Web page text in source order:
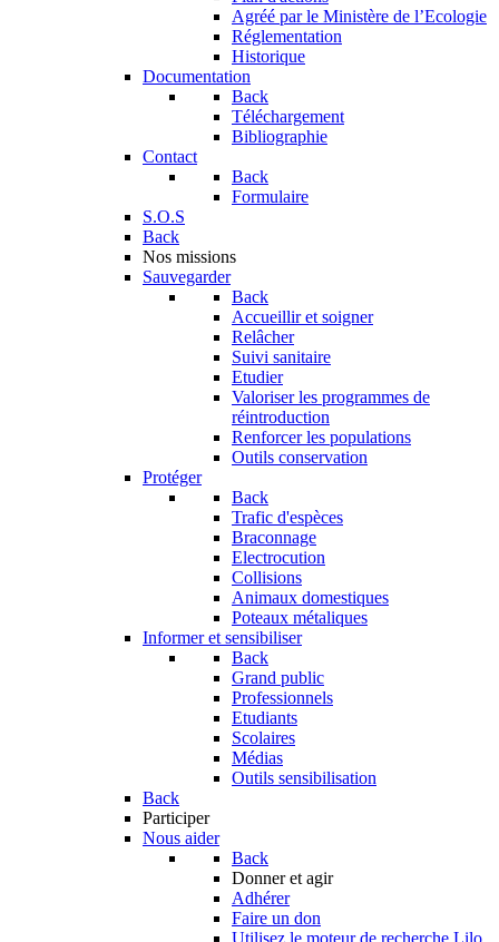
Agréé par le Ministère de l’Ecologie
Réglementation
Historique
Documentation
Back
Téléchargement
Bibliographie
Contact
Back
Formulaire
S.O.S
Back
Nos missions
Sauvegarder
Back
Accueillir et soigner
Relâcher
Suivi sanitaire
Etudier
Valoriser les programmes de
réintroduction
Renforcer les populations
Outils conservation
Protéger
Back
Trafic d'espèces
Braconnage
Electrocution
Collisions
Animaux domestiques
Poteaux métaliques
Informer et sensibiliser
Back
Grand public
Professionnels
Etudiants
Scolaires
Médias
Outils sensibilisation
Back
Participer
Nous aider
Back
Donner et agir
Adhérer
Faire un don
Utilisez le moteur de recherche Lilo